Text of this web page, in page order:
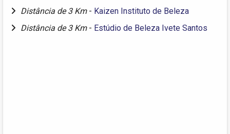
Distância de 3 Km - Kaizen Instituto de Beleza
Distância de 3 Km - Estúdio de Beleza Ivete Santos